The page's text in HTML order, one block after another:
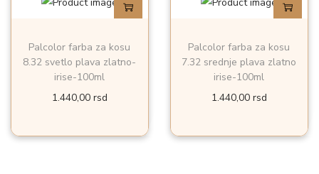
Palcolor farba za kosu
8.32 svetlo plava zlatno-
irise-100ml
1.440,00 rsd
Palcolor farba za kosu
7.32 srednje plava zlatno
irise-100ml
1.440,00 rsd